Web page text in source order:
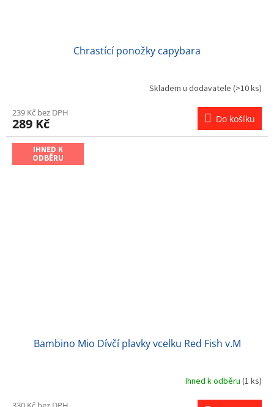
Chrastící ponožky capybara
Skladem u dodavatele (>10 ks)
239 Kč bez DPH
289 Kč Do košíku
IHNED K
ODBĚRU
Bambino Mio Dívčí plavky vcelku Red Fish v.M
Ihned k odběru (1 ks)